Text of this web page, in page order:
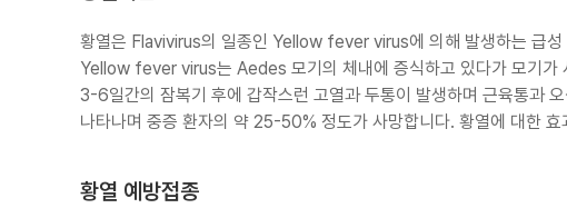
황열은 Flavivirus의 일종인 Yellow fever virus에 의해 발생하는 급성
Yellow fever virus는 Aedes 모기의 체내에 증식하고 있다가 모기가
3-6일간의 잠복기 후에 갑작스런 고열과 두통이 발생하며 근육통과
나타나며 중증 환자의 약 25-50% 정도가 사망합니다. 황열에 대한
황열 예방접종